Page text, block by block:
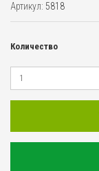
Артикул: 5818
Количество